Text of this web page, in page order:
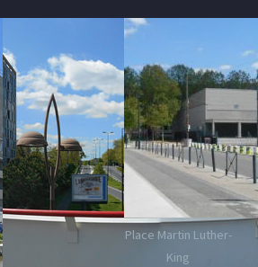
Place Martin Luther-
King